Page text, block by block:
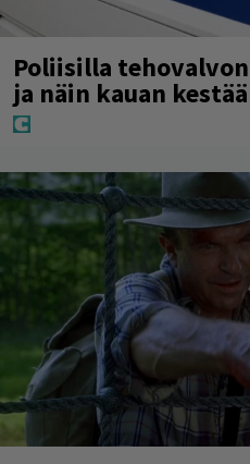
Poliisilla
ja näin kauan kestää